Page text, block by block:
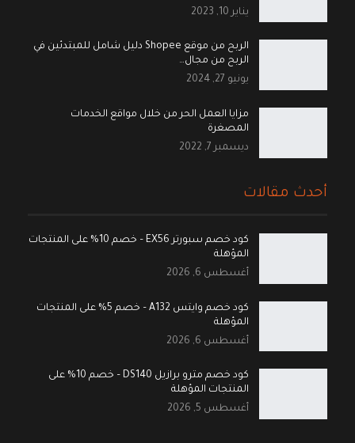
يناير 10, 2023
الربح من موقع Shopee دليل شامل للمبتدئين في
الربح من مجال…
يونيو 27, 2024
مزايا العمل الحر من خلال مواقع الخدمات
المصغرة
ديسمبر 7, 2022
أحدث مقالات
كود خصم سبورتر EX56 – خصم 10% على المنتجات
المؤهلة
أغسطس 6, 2026
كود خصم وايتس A132 – خصم 5% على المنتجات
المؤهلة
أغسطس 6, 2026
كود خصم مترو برازيل DS140 – خصم 10% على
المنتجات المؤهلة
أغسطس 5, 2026